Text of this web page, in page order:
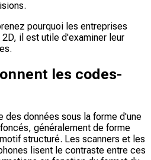
pourquoi les entreprises
il est utile d'examiner leur
les codes-
des données sous la forme d'une
généralement de forme
structuré. Les scanners et les
lisent le contraste entre ces